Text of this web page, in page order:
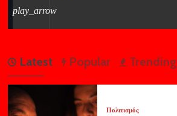
Latest Popular Trending
Πολιτισμός